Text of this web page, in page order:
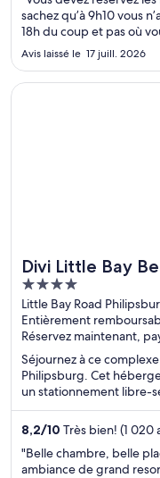
sachez qu’à 9h10 vous
18h du coup et pas où
Très peu d’animation
incroyable .. 3 «
Avis laissé le 17 juill. 2026
Divi Little Bay
4
out
of
5
Little Bay Road
Entièrement
Réservez maintenant,
Séjournez à ce
Philipsburg. Cet
un stationnement libre-
extérieures. Dans leurs
personnel serviable et
attractions prisées,
Beach, se situent à
8,2/10 Très bien! (1 020
"Belle chambre, belle
ambiance de grand
S’ouvre dans une
Divi Little Bay Beach